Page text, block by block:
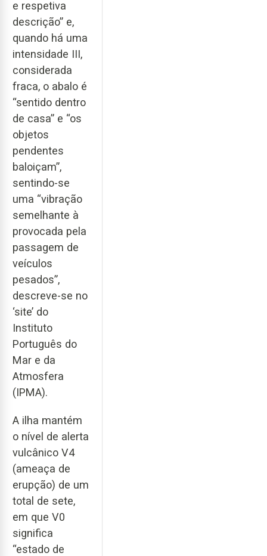
e respetiva
descrição” e,
quando há uma
intensidade III,
considerada
fraca, o abalo é
“sentido dentro
de casa” e “os
objetos
pendentes
baloiçam”,
sentindo-se
uma “vibração
semelhante à
provocada pela
passagem de
veículos
pesados”,
descreve-se no
‘site’ do
Instituto
Português do
Mar e da
Atmosfera
(IPMA).
A ilha mantém
o nível de alerta
vulcânico V4
(ameaça de
erupção) de um
total de sete,
em que V0
significa
“estado de